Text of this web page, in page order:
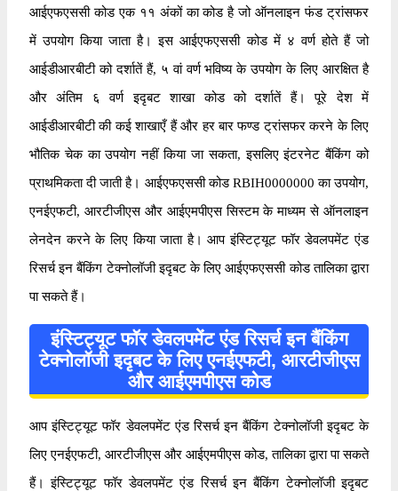
आईएफएससी कोड एक ११ अंकों का कोड है जो ऑनलाइन फंड ट्रांसफर
में उपयोग किया जाता है। इस आईएफएससी कोड में ४ वर्ण होते हैं जो
आईडीआरबीटी को दर्शातें हैं, ५ वां वर्ण भविष्य के उपयोग के लिए आरक्षित है
और अंतिम ६ वर्ण इदृबट शाखा कोड को दर्शातें हैं। पूरे देश में
आईडीआरबीटी की कई शाखाएँ हैं और हर बार फण्ड ट्रांसफर करने के लिए
भौतिक चेक का उपयोग नहीं किया जा सकता, इसलिए इंटरनेट बैंकिंग को
प्राथमिकता दी जाती है। आईएफएससी कोड RBIH0000000 का उपयोग,
एनईएफटी, आरटीजीएस और आईएमपीएस सिस्टम के माध्यम से ऑनलाइन
लेनदेन करने के लिए किया जाता है। आप इंस्टिट्यूट फॉर डेवलपमेंट एंड
रिसर्च इन बैंकिंग टेक्नोलॉजी इदृबट के लिए आईएफएससी कोड तालिका द्वारा
पा सकते हैं।
इंस्टिट्यूट फॉर डेवलपमेंट एंड रिसर्च इन बैंकिंग
टेक्नोलॉजी इदृबट के लिए एनईएफटी, आरटीजीएस
और आईएमपीएस कोड
आप इंस्टिट्यूट फॉर डेवलपमेंट एंड रिसर्च इन बैंकिंग टेक्नोलॉजी इदृबट के
लिए एनईएफटी, आरटीजीएस और आईएमपीएस कोड, तालिका द्वारा पा सकते
हैं। इंस्टिट्यूट फॉर डेवलपमेंट एंड रिसर्च इन बैंकिंग टेक्नोलॉजी इदृबट